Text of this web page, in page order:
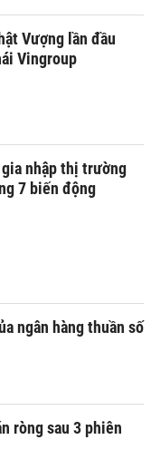
Vượng lần đầu
Vingroup
nhập thị trường
7 biến động
ngân hàng thuần số
ròng sau 3 phiên